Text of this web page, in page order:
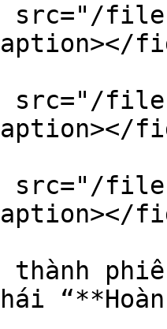
src="/
files/
src="/
thành